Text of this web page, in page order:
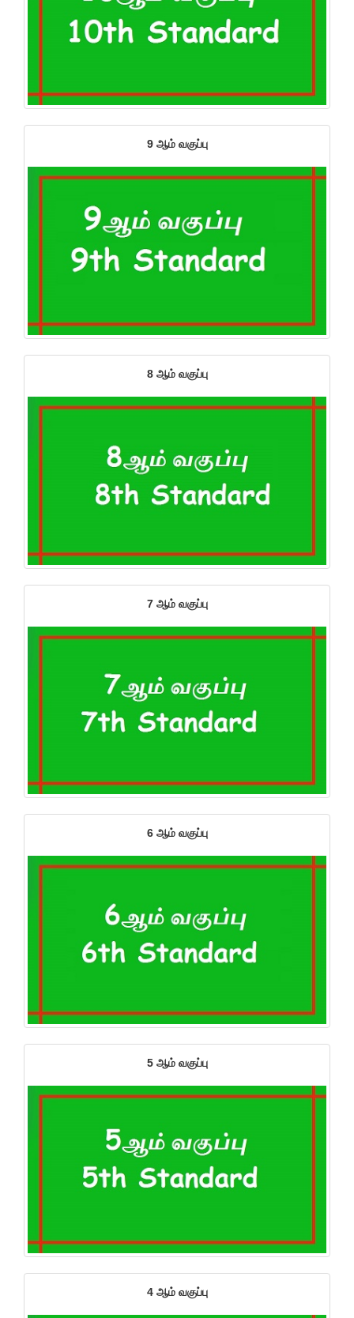
9 ஆம் வகுப்பு
8 ஆம் வகுப்பு
7 ஆம் வகுப்பு
6 ஆம் வகுப்பு
5 ஆம் வகுப்பு
4 ஆம் வகுப்பு